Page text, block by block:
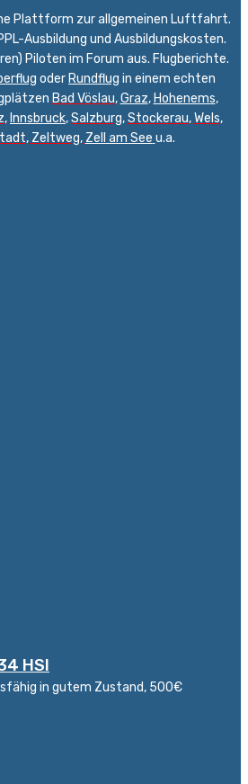
Plattform zur allgemeinen Luftfahrt.
Ausbildung und Ausbildungskosten.
Piloten im Forum aus. Flugberichte.
oder Rundflug in einem echten
Bad Vöslau,Graz, Hohenems,
, Innsbruck,Salzburg,Stockerau,Wels,
, Zeltweg, Zell am See u.a.
HSI
in gutem Zustand, 500€